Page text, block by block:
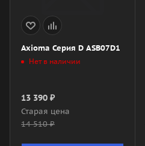
Axioma Серия D ASB07D1
Нет в наличии
13 390 ₽
Старая цена
14 510₽